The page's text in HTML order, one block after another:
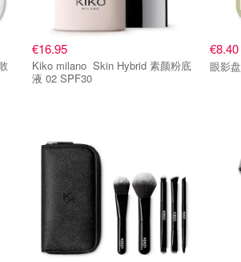
€16.95
Kiko milano Skin Hybrid 素颜粉底
液 02 SPF30
€8.40
眼影盘